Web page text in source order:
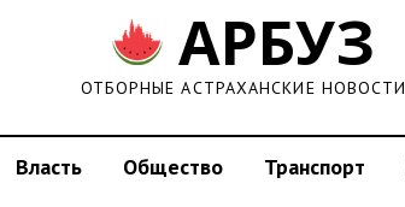
АРБУЗ
ОТБОРНЫЕ АСТРАХАНСКИЕ НОВОСТИ
Власть Общество Транспорт